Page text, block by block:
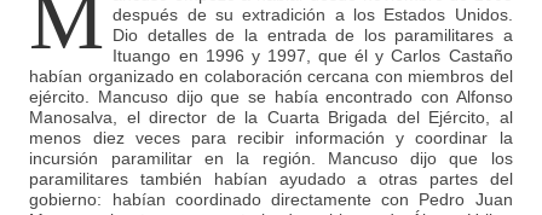
M después de su extradición a los Estados Unidos.
Dio detalles de la entrada de los paramilitares a
Ituango en 1996 y 1997, que él y Carlos Castaño
habían organizado en colaboración cercana con miembros del
ejército. Mancuso dijo que se había encontrado con Alfonso
Manosalva, el director de la Cuarta Brigada del Ejército, al
menos diez veces para recibir información y coordinar la
incursión paramilitar en la región. Mancuso dijo que los
paramilitares también habían ayudado a otras partes del
gobierno: habían coordinado directamente con Pedro Juan